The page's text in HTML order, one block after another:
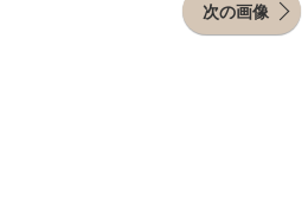
次の画像